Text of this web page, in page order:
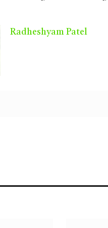
Radheshyam Patel